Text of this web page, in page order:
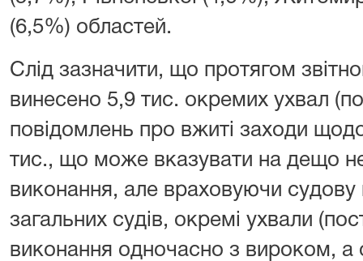
(6,5%) областей.
Слід зазначити, що протягом
винесено 5,9 тис. окремих ухвал
повідомлень про вжиті заходи
тис., що може вказувати на дещо
виконання, але враховуючи судову
загальних судів, окремі ухвали
виконання одночасно з вироком, а